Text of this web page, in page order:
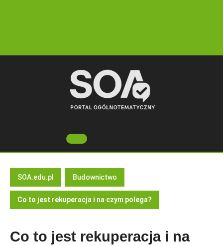
Open
Button
SOA.edu.pl Budownictwo
Co to jest rekuperacja i na czym polega?
Co to jest rekuperacja i na